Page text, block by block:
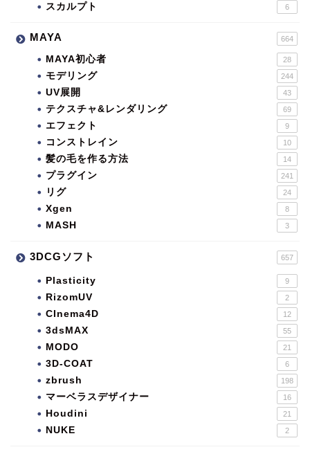
スカルプト 6
MAYA 664
MAYA初心者 28
モデリング 244
UV展開 43
テクスチャ&レンダリング 69
エフェクト 9
コンストレイン 10
髪の毛を作る方法 14
プラグイン 241
リグ 24
Xgen 8
MASH 3
3DCGソフト 657
Plasticity 9
RizomUV 2
CInema4D 12
3dsMAX 55
MODO 21
3D-COAT 6
zbrush 198
マーベラスデザイナー 16
Houdini 21
NUKE 2